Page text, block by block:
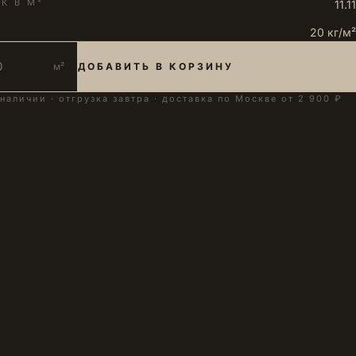
В М² 11.11
20 кг/м²
м² ДОБАВИТЬ В КОРЗИНУ
· отгрузка завтра · доставка по Москве от 2 900 ₽